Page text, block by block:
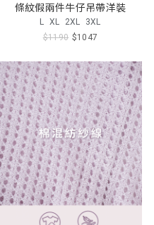
條紋假兩件牛仔吊帶洋裝
L XL 2XL 3XL
$1190 $1047